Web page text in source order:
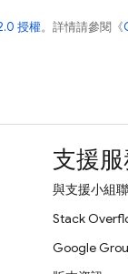
授權。詳情請參閱《
支援
與支援小組
Stack
Google